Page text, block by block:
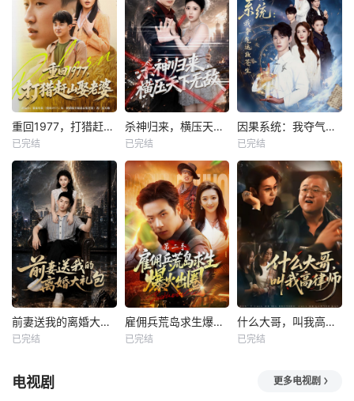
重回1977，打猎赶山娶老婆
已完结
杀神归来，横压天下无敌
已完结
因果系统：我夺气运救苍生
已完结
前妻送我的离婚大礼包
已完结
雇佣兵荒岛求生爆火出圈第二季
已完结
什么大哥，叫我高律师
已完结
电视剧 更多电视剧